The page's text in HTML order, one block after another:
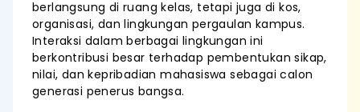
berlangsung di ruang kelas, tetapi juga di kos,
organisasi, dan lingkungan pergaulan kampus.
Interaksi dalam berbagai lingkungan ini
berkontribusi besar terhadap pembentukan sikap,
nilai, dan kepribadian mahasiswa sebagai calon
generasi penerus bangsa.